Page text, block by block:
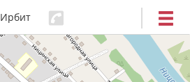
Ирбит